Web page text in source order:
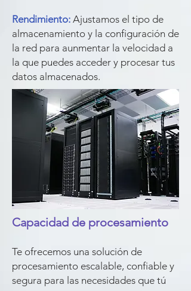
Rendimiento: Ajustamos el tipo de
almacenamiento y la configuración de
la red para aunmentar la velocidad a
la que puedes acceder y procesar tus
datos almacenados.
Capacidad de procesamiento
Te ofrecemos una solución de
procesamiento escalable, confiable y
segura para las necesidades que tú